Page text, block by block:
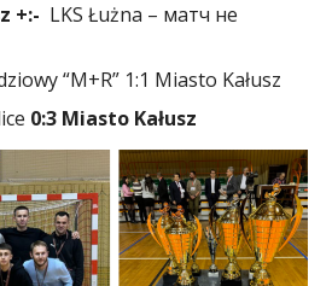
+:- LKS Łużna – матч не
“M+R” 1:1 Miasto Kałusz
0:3 Miasto Kałusz